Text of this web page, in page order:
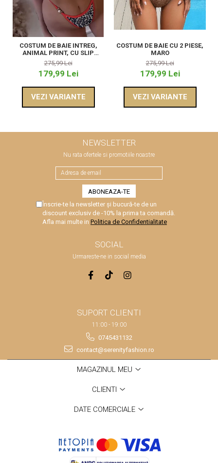
COSTUM DE BAIE INTREG,
ANIMAL PRINT, CU SLIP
TANGA
275,99 Lei
179,99 Lei
VEZI VARIANTE
COSTUM DE BAIE CU 2 PIESE,
MARO
275,99 Lei
179,99 Lei
VEZI VARIANTE
NEWSLETTER
Nu rata ofertele si promotiile noastre
Înscrie-te la newsletter și bucură-te de un
discount exclusiv de -10% la prima ta comandă.
Afla mai multe in Politica de Confidentialitate
SOCIAL
Urmareste-ne in social media
SUPORT CLIENTI
11:00 - 19:00
0745431132
contact@serenityfashion.ro
MAGAZINUL MEU
CLIENTI
DATE COMERCIALE